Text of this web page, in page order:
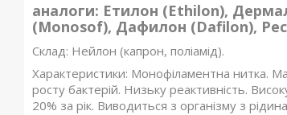
аналоги: Етилон (Ethilon),
(Monosof), Дафилон (Dafilon),
Склад: Нейлон (капрон, поліамід).
Характеристики: Монофіламентна нитка.
росту бактерій. Низьку реактивність.
20% за рік. Виводиться з організму з